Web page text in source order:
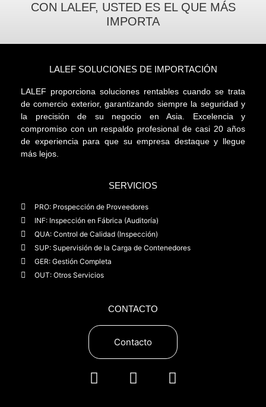
CON LALEF, USTED ES EL QUE MÁS
IMPORTA
LALEF SOLUCIONES DE IMPORTACIÓN
LALEF proporciona soluciones rentables cuando se trata
de comercio exterior, garantizando siempre la seguridad y
la precisión de su negocio en Asia. Excelencia y
compromiso con un respaldo profesional de casi 20 años
de experiencia para que su empresa destaque y llegue
más lejos.
SERVICIOS
PRO: Prospección de Proveedores
INF: Inspección en Fábrica (Auditoría)
QUA: Control de Calidad (Inspección)
SUP: Supervisión de la Carga de Contenedores
GER: Gestión Completa
OUT: Otros Servicios
CONTACTO
Contacto